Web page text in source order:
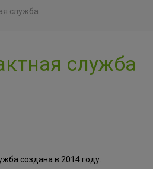
служба
служба
создана в 2014 году.